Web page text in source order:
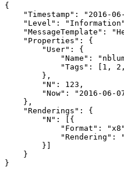
{
"Timestamp": "2016-
"Level":
"MessageTemplate":
    "Properties": {
        "User": {
"Name":
"Tags": [1, 2,
        },
        "N": 123,
"Now": "2016-06-
    },
    "Renderings": {
        "N": [{
"Format":
"Rendering":
        }]
    }
}